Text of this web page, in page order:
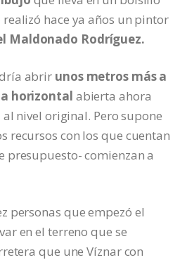
hace ya años un pintor
Maldonado Rodríguez.
abrir unos metros más a
horizontal abierta ahora
nivel original. Pero supone
recursos con los que cuentan
presupuesto- comienzan a
personas que empezó el
en el terreno que se
que une Víznar con